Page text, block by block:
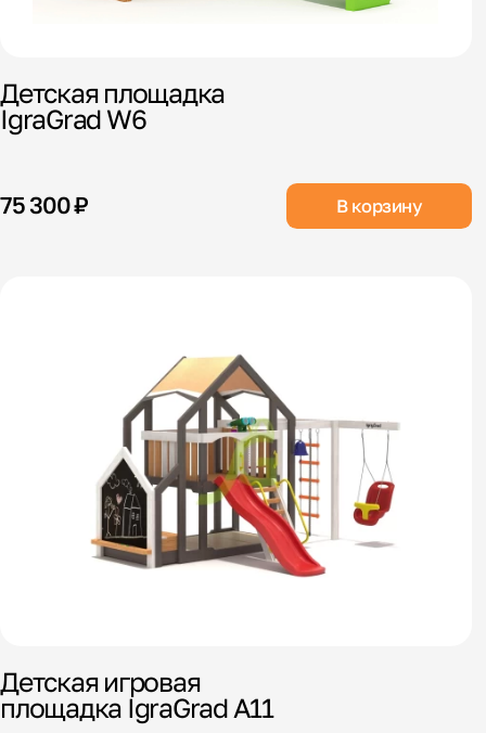
Детская площадка
IgraGrad W6
75 300 ₽ В корзину
Детская игровая
площадка IgraGrad А11